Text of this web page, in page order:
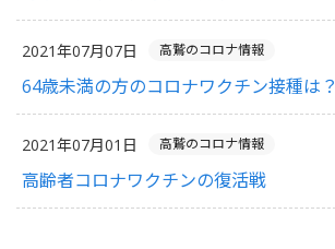
2021年07月07日 高鷲のコロナ情報
64歳未満の方のコロナワクチン接種は？
2021年07月01日 高鷲のコロナ情報
高齢者コロナワクチンの復活戦